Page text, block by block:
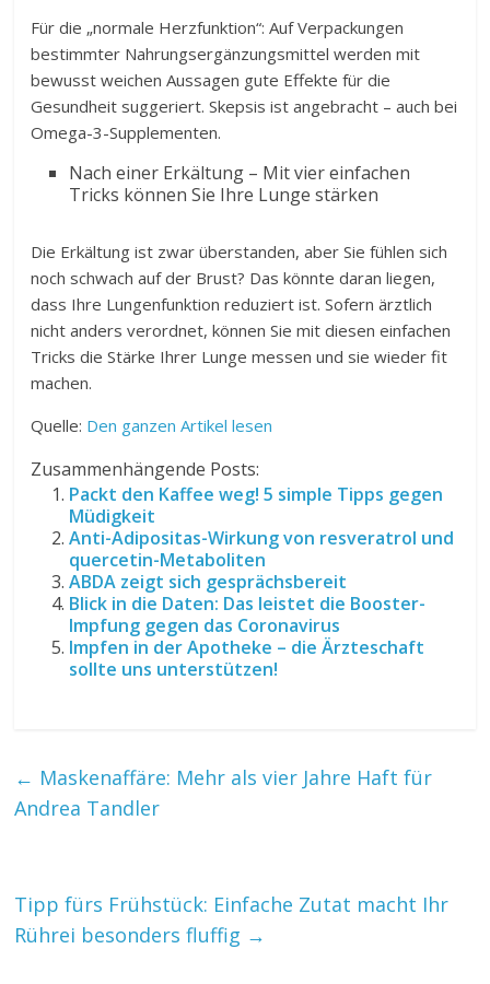
Für die „normale Herzfunktion“: Auf Verpackungen
bestimmter Nahrungsergänzungsmittel werden mit
bewusst weichen Aussagen gute Effekte für die
Gesundheit suggeriert. Skepsis ist angebracht – auch bei
Omega-3-Supplementen.
Nach einer Erkältung – Mit vier einfachen
Tricks können Sie Ihre Lunge stärken
Die Erkältung ist zwar überstanden, aber Sie fühlen sich
noch schwach auf der Brust? Das könnte daran liegen,
dass Ihre Lungenfunktion reduziert ist. Sofern ärztlich
nicht anders verordnet, können Sie mit diesen einfachen
Tricks die Stärke Ihrer Lunge messen und sie wieder fit
machen.
Quelle: Den ganzen Artikel lesen
Zusammenhängende Posts:
Packt den Kaffee weg! 5 simple Tipps gegen
Müdigkeit
Anti-Adipositas-Wirkung von resveratrol und
quercetin-Metaboliten
ABDA zeigt sich gesprächsbereit
Blick in die Daten: Das leistet die Booster-
Impfung gegen das Coronavirus
Impfen in der Apotheke – die Ärzteschaft
sollte uns unterstützen!
← Maskenaffäre: Mehr als vier Jahre Haft für
Andrea Tandler
Tipp fürs Frühstück: Einfache Zutat macht Ihr
Rührei besonders fluffig →